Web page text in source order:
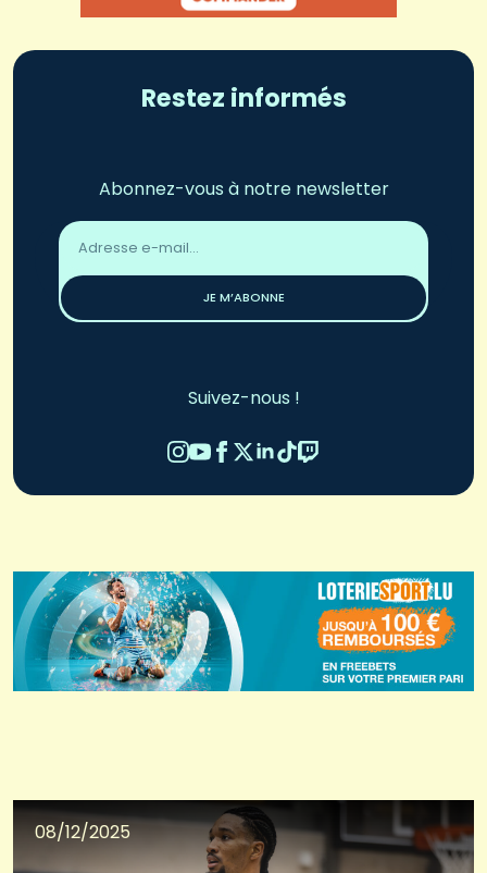
Restez informés
Abonnez-vous à notre newsletter
Adresse
email
JE M’ABONNE
Suivez-nous !
08/12/2025